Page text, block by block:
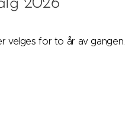
velges for to år av gangen.